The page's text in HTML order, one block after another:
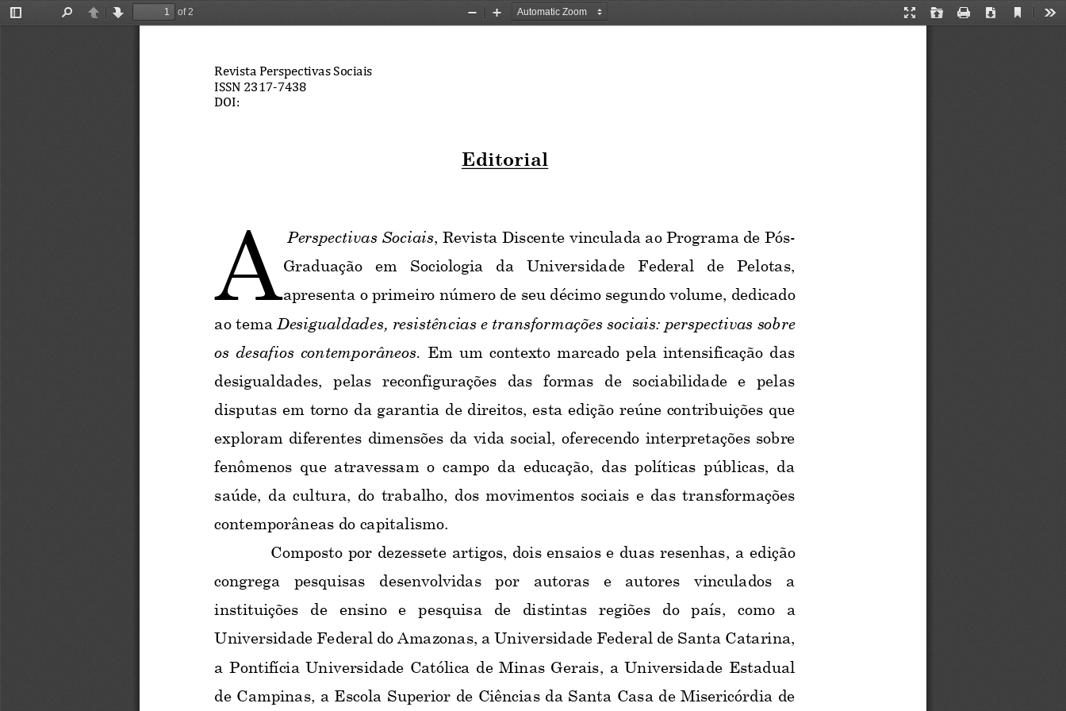
Toggle
PreviousNext
of 2
Presentation
Open Print Download
Current
Zoom
Zoom
Revista Perspectivas Sociais
ISSN 2317-7438
DOI:
Editorial
Perspectivas Sociais, Revista Discente vinculada ao Programa de Pós-
Graduação  em  Sociologia  da  Universidade  Federal  de  Pelotas,
apresenta o primeiro número de seu décimo segundo volume, dedicado
ao tema Desigualdades, resistências e transformações sociais: perspectivas sobre
os  desafios  contemporâneos.
Em um contexto marcado pela intensificação das
desigualdades,  pelas  reconfigurações  das  formas  de  sociabilidade  e  pelas
disputas em torno da garantia de direitos, esta edição reúne contribuições que
exploram diferentes dimensões da vida social, oferecendo interpretações sobre
fenômenos que atravessam o campo da educação, das políticas públicas, da
saúde, da cultura, do trabalho, dos movimentos sociais e das transformações
contemporâneas do capitalismo.
Composto por dezessete artigos, dois ensaios e duas resenhas,
a edição
congrega  pesquisas  desenvolvidas  por  autoras  e  autores  vinculados  a
instituições  de  ensino  e  pesquisa  de  distintas  regiões  do  país ,  como  a
Universidade Federal do Amazonas, a Universidade Federal de Santa Catarina,
a Pontifícia Universidade Católica de Minas Gerais, a Universidade Estadual
de Campinas, a Escola Superior de Ciências da Santa Casa de Misericórdia de
A